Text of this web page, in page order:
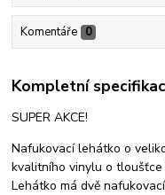
Komentáře 0
Kompletní
SUPER AKCE!
Nafukovací lehátko o
kvalitního vinylu o tloušťce
Lehátko má dvě